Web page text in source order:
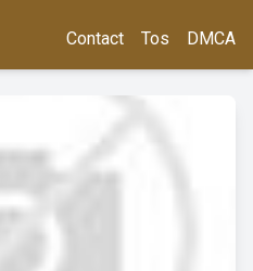
Contact Tos DMCA